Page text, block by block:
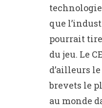
que
pourrait
du jeu. Le
d’ailleurs
brevets le
au monde